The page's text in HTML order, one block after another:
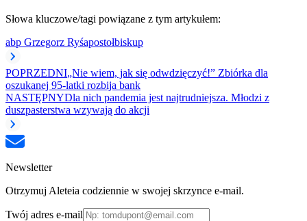
Słowa kluczowe/tagi powiązane z tym artykułem:
abp Grzegorz Ryśapostołbiskup
POPRZEDNI„Nie wiem, jak się odwdzięczyć!” Zbiórka dla
oszukanej 95-latki rozbija bank
NASTĘPNYDla nich pandemia jest najtrudniejsza. Młodzi z
duszpasterstwa wzywają do akcji
Newsletter
Otrzymuj Aleteia codziennie w swojej skrzynce e-mail.
Twój adres e-mail